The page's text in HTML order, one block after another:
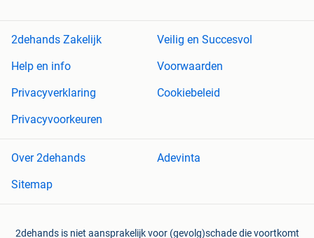
2dehands Zakelijk
Veilig en Succesvol
Help en info
Voorwaarden
Privacyverklaring
Cookiebeleid
Privacyvoorkeuren
Over 2dehands
Adevinta
Sitemap
2dehands is niet aansprakelijk voor (gevolg)schade die voortkomt